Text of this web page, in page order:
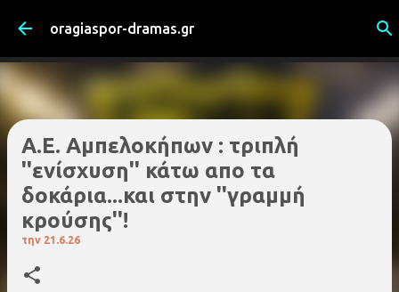
Μετάβαση στο κύριο περιεχόμενο
oragiaspor-dramas.gr
Α.Ε. Αμπελοκήπων : τριπλή
''ενίσχυση'' κάτω απο τα
δοκάρια...και στην ''γραμμή
κρούσης''!
την 21.6.26